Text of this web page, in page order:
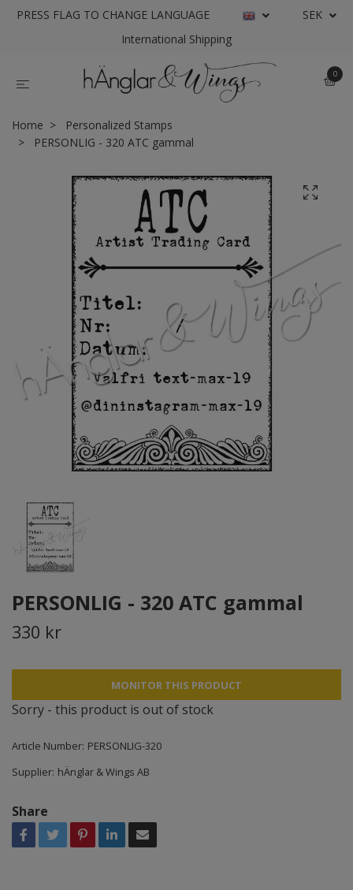
PRESS FLAG TO CHANGE LANGUAGE
SEK
International Shipping
0
Home
Personalized Stamps
PERSONLIG - 320 ATC gammal
PERSONLIG - 320 ATC gammal
330 kr
MONITOR THIS PRODUCT
Sorry - this product is out of stock
Article Number: PERSONLIG-320
Supplier: hÄnglar & Wings AB
Share